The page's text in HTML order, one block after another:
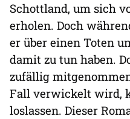
Schottland, um sich
erholen. Doch
er über einen Toten
damit zu tun haben.
zufällig
Fall verwickelt wird,
loslassen. Dieser